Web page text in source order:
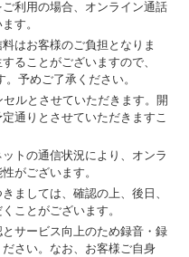
利用の場合、オンライン通話
す。
はお客様のご負担となりま
ることがございますので、
予めご了承ください。
ルとさせていただきます。開
通りとさせていただきますこ
トの通信状況により、オンラ
がございます。
ましては、確認の上、後日、
ことがございます。
サービス向上のため録音・録
さい。なお、お客様ご自身